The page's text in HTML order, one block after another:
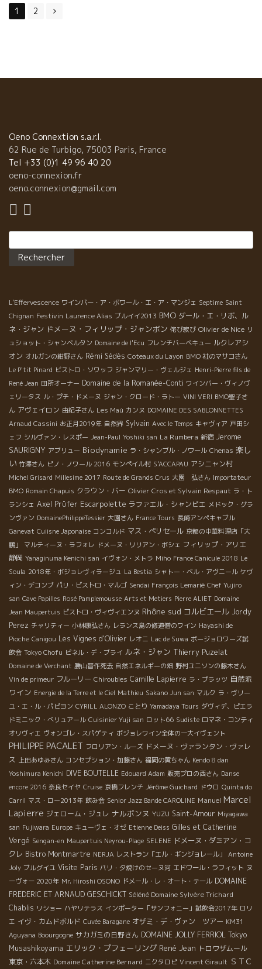
栽培地オーナーと栽培者組合」の設立の際に刊行された説明書で
は、『タヴェルの繊細なワインは、ロゼの薄赤色ではなく、非常
る。他のローヌ地域のワインとは全く違った色合い、風味を備え
インだったのである。1936年にAPPELLATION TAVEL
CONTROLEEロゼワインとして認められた。しかし、現在のブー
ムになってる淡いピンクロゼのイメージとはかけ離れたワインだ
ったのである。タヴェル古来のワイン≪明るいルビー黄金色、ル
ビー黄玉色≫だったのである。赤でもなくロゼでもないのであ
る。赤、白、ロゼの３色の中間色ともいえる。 TAVEL 名醸地から
の失墜、そして復活へ ６０～７０年代、大型スーパーマーケット
のある南フランス地方は安ワイン産地の拠点としてシフトされて
いった。栽培方法の除草剤の使用、殺虫剤、化学肥料が使われる
近代農業に変わっていった。つまり畑は耕されることがなくな
萄木へ伝わらなくなってしまった。そして、葡萄果実の自然なバ
ランスが取れなくなって、それを補う為の醸造テクニック多用と
化学物質が使用されていった。偉大なるTAVELの土壌が反映され
ないワインが氾濫していった。これらの危機的状況は、1990年
「熟考された栽培法軍団」といった集団運動を起こさせました。
この団体は、土地性を保持する必要性を自覚した10～20人のタヴ
ェルワイン栽培者達が集まってできたものだ。1993年、
B.E.Letessier土壌研究所設立され、タヴェルの偉大な土壌の復活
をめざす団体となった。2009年10月の新しいAOC法令に「過剰
な除草剤使用禁止」が記載され公認された。AOCで除草剤禁止が
公認されたのはフランスで初めての地域だと思う。 そこに、エリ
ック・ピファーリングの登場だ！ エリックは云う 『村のお年寄り
が僕のワインを飲んで、懐かしい味わいだ。昔、若い頃に飲んだ
TAVELを思い出す。と言ってくれる。』 エリックにとってこんな
に嬉しい言葉はない。 本来のTAVELのテロワールを生かすことに
最大の努力、土壌を素直にワインの中に表現することにすべてを
捧げてきたからだ。 自然の偉大さを知り尽くしているエリック、
自然との調和に賭ける 繊細で物事をじっくり考えて実行するタイ
プの性格だ。自然界で起こる一つの事象から多くのことを察知す
ることができる特殊な感覚を備えている。 単に美味しいワインを
造るのはそんなに難しいことではない。しかし、本当に感情まで
伝わってくるような偉大なワインは繊細な感受性を備えていない
とできないことだ。 この感覚はワイン造りをする前に養蜂の仕事
をやっていたことが大きく影響している。自然と花と蜂の関係は
実にデリケートだった。自然の前では人間はちっぽけな存在でし
かない。自然のすべてを受け入れなければならない。その上で人
間が出来うるすべてを尽くすことが自分の仕事だと考えている。
そして、最終的に調和がとれるように工夫をすることが栽培・醸
造家の仕事だ、とエリックは云う。 ここでエリックの語録を紹介
したい。 エリック『ゼロ・リスクは農業では無いんだ。負けて学
ぶことをしなければならない。最終的にあらゆる面で調和できる
ように事を運んでいくことが大切なんだ。エキリーブル・調和実
に大切だ！』 『御ワイン造りには決まりきったレシピはない。毎
年違う葡萄が素材になる。素材をみて今年はどんな醸造方法がよ
りよいかイメージする。料理でいえば、どんな料理をつくるかの
レシピをその都度その発明しなければならない。例えば、今日の
市場に行って、新鮮な素材を選別して、その素材に合った料理の
レシピを開発しなければならない。』 『醸造所での仕事はそんな
にない。すべては畑で決まっている。醸造で起こることはすべて
畑での結果でしかない。』 白い石が土中の湿気を守る ワイン造り
に関しては、フラール・ルージュのジャンフランソワ・ニックの
影響を大きく受けている。ジャンフランソワ・ニックは、マルセ
ル・ラピエール系の自然派の造りを継承している。グラップ・ア
ンティエール、除梗をしないセミ・マセラッション・カルボニッ
ク方式だ。自然と人、植物、動物が一体となって葡萄・ワインを
造っている。１９世紀初めには、ブルゴーニュのボーヌと同様の
評価をされていたＴＡＶＥＬを見事に復活させてくれた。本当に
一口飲んで感動するワインだ！そして、エリックには、支えてく
れる優しく明るい奥さんと家族がいる。 L’Anglore のワインにつ
いてのお問い合わせは、こちらまでお願いします： BMO 株式会
社 TEL : 03-5459-4243 FAX：03-5459-4248 MAIL:
wine@bmo-wine.com http://www.bmo-wine.com
navigation
1 2
Oeno Connextion s.a.r.l.
62 Rue de Turbigo, 75003 Paris, France
Tel +33 (0)1 49 96 40 20
oeno-connexion.fr
oeno.connexion@gmail.com
L'Effervescence ワインバー・ア・ボワール・エ・ア・マンジェ Septime Saint
Chignan Festivin Laurence Alias ブルイイ2013 BMO ダール・エ・リボ、ル
ネ・ジャン ドメーヌ・フィリップ・ジャンボン 侘び寂び Olivier de Nice リ
ュショット・シャンベルタン Domaine de l'Ecu フレンチバーベキュー ルクレアシ
オン オルガンの紺野さん Rémi Sédès Coteaux du Layon BMO 社のマサコさん
Le P'tit Pinard ビストロ・ソワッフ ジャンマリー・ヴェルジェ Henri-Pierre fils de
René Jean 田所オーナー Domaine de la Romanée-Conti ワインバー・ヴィノヴ
ェリータス ル・プチ・ドメーヌ ジャン・クロード・ラトー VINI VERI BMO聖子さ
ん アヴェイロン 由紀子さん Les Maù カンヌ DOMAINE DES SABLONNETTES
Arnaud Cassini お正月2019年 自然界 Sylvain Avec le Temps キャヴィア 戸田シ
ェフ シルヴァン・レスポー Jean-Paul Yoshiki san La Rumbera 新宿 Jerome
SAURIGNY アブリュー Biodynamie ラ・シャンブル・ノワール Chenas 楽し
い 竹澤さん ピノ・ノワール 2016 モンペイル村 S'ACCAPAU アシニャン村
Michel Grisard Millesime 2017 Route de Grands Crus 大園 弘さん Importateur
BMO Romain Chapuis クラウン・バー Olivier Cros et Sylvain Respaut ラ・ト
ランシェ Axel Prϋfer Escarpolette ラファエル・シャンピエ メドック・グラ
ンヴァン DomainePhilippeTessier 大園さん France Tours 長崎アンペキャブル
Ganevat Cuiisne Japonaise コンコルド マス・ぺリセール 京都の中華料理店「大
鵬」
マルティーヌ・ラフォレ ドメーヌ・リリアン・ボシェ フィリップ・アリエ
静岡 Yanaginuma Kenichi san イヴォン・メトラ Miho France Canicule 2018 Le
Soula 2018年・ボジョレヴィラージュ La Bestia シャトー・ベル・アヴニール ケヴ
ィン・デコンブ パリ・ビストロ・マルゴ Sendai François Lemarié Chef Yujiro
san Cave Papilles Rosé Pamplemousse Arts et Metiers Pierre ALIET Domaine
Jean Maupertuis ビストロ・ヴィヴィエンヌ Rhône sud コルビエール Jordy
Perez チャリティー 小林康弘さん レランス島の修道僧のワイン Hayashi de
Pioche Canigou Les Vignes d'Olivier レオニ Lac de Suwa ボージョロワーズ試
飲会 Tokyo Chofu ピネル・デ・ブライ ルネ・ジャン Thierry Puzelat
Domaine de Verchant 勝山晋作死去 自然エネルギーの畑 野村ユニソンの藤木さん
Vin de primeur フルーリー Chiroubles Camille Lapierre ラ・プラッツ 自然派
ワイン Energie de la Terre et le Ciel Mathieu Sakano Jun san マルク ラ・ヴリー
ユ・エ・ル・パピヨン CYRILL ALONZO ことり Yamadaya Tours ダヴィデ、ピエラ
ドミニック・べリュアール Cuisinier Yuji san ロット66 Sudiste ロマネ・コンティ
オリヴィエ ヴォンゴレ・スパゲティ ボジョレワイン全体の一大イヴェント
PHILIPPE PACALET フロリアン・ルーズ ドメーヌ・ヴァランタン・ヴァレ
ス 上田あゆみさん コンセプション・加藤さん 福岡の黄ちゃん Kendo 8 dan
Yoshimura Kenichi DIVE BOUTELLE Edouard Adam 販売プロの西さん Danse
encore 2016 奈良セイヤ Cruise 京橋フレンチ Jérôme Guichard ドウロ Quinta do
Carril マス・ロー2013年 飲み会 Senior Jazz Bande CAROLINE Manuel Marcel
Lapierre ジェローム・ジュレ ナルボンヌ YUZU Saint-Amour Miyagawa
san Fujiwara Europe キューヴェ・オゼ Etienne Deiss Gilles et Catherine
Vergé Sengan-en Maupertuis Neyrou-Plage SELENE ドメーヌ・ダミアン・コ
クレ Bistro Montmartre NERJA レストラン「エル・ギンジョレール」
Antoine
Joly ブルグイユ Visite Paris パリ・夕焼けのセーヌ河 エドワール・ラフィット ヌ
ーヴォー 2020年 Mr. Hiroshi OSONO ドメール・レ・オート・テール DOMAINE
FREDERIC ET ARNAUD GESCHICKT Séléné Domaine Sylvère Trichard
Chablis リショー ハヤリテラス インポーター「サンフォニー」試飲会2017年 ロリ
エ イヴ・カムドボルド Cuvée Baragane オザミ・デ・ヴァン ツアー KM31
Aguyana Boourgogne サカガミの日野さん DOMAINE JOLLY FERRIOL Tokyo
Musashikoyama エリック・プフェーリング René Jean トロワザムール
東京・六本木 Domaine Catherine Bernard ニクタロピ Vincent Girault ＳＴＣ